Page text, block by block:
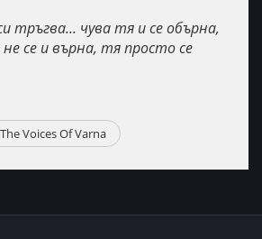
тръгва... чува тя и се обърна,
се и върна, тя просто се
The Voices Of Varna